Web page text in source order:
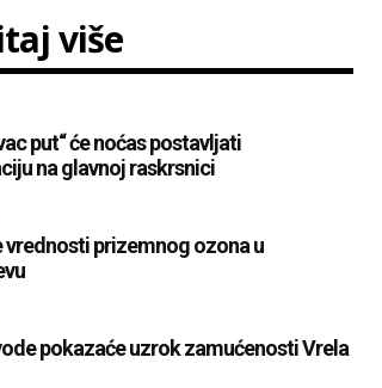
više
put“ će noćas postavljati
na glavnoj raskrsnici
vrednosti prizemnog ozona u
pokazaće uzrok zamućenosti Vrela